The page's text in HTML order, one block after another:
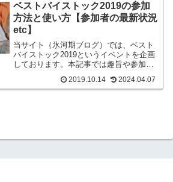
ベストバイストック2019の参加
方法と使い方【参加者の最新状況
etc】
当サイト（氷河期ブログ）では、ベスト
バイストック2019というイベントを企画
しております。本記事では趣旨や参加方
2019.10.14 2024.04.07